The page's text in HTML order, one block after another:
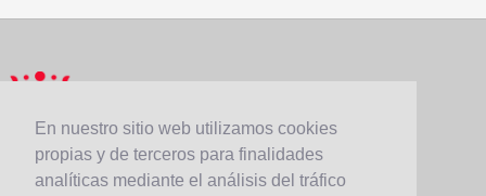
En nuestro sitio web utilizamos cookies
propias y de terceros para finalidades
analíticas mediante el análisis del tráfico